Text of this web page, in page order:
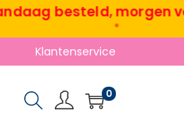
besteld, morgen
Klantenservice
0